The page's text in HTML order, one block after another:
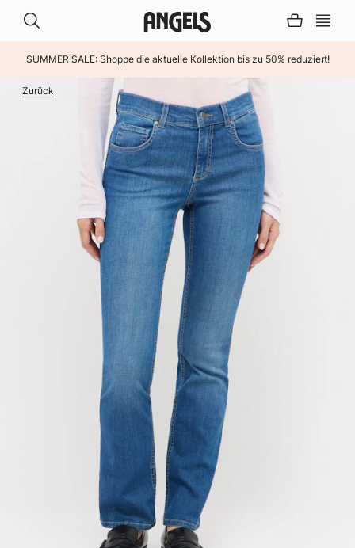
SUMMER SALE: Shoppe die aktuelle Kollektion bis zu 50% reduziert!
Zurück